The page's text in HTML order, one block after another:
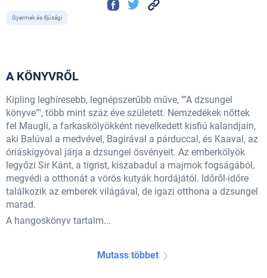
Gyermek és ifjúsági
A KÖNYVRŐL
Kipling leghíresebb, legnépszerűbb műve, ""A dzsungel
könyve"", több mint száz éve született. Nemzedékek nőttek
fel Maugli, a farkaskölyökként nevelkedett kisfiú kalandjain,
aki Balúval a medvével, Bagirával a párduccal, és Kaaval, az
óriáskígyóval járja a dzsungel ösvényeit. Az emberkölyök
legyőzi Sir Kánt, a tigrist, kiszabadul a majmok fogságából,
megvédi a otthonát a vörös kutyák hordájától. Időről-időre
találkozik az emberek világával, de igazi otthona a dzsungel
marad.
A hangoskönyv tartalm...
Mutass többet